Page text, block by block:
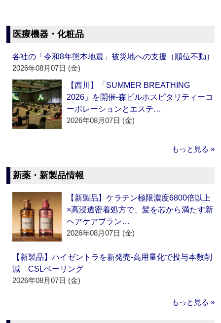
医療機器・化粧品
各社の「令和8年熊本地震」被災地への支援（順位不動）
2026年08月07日 (金)
【西川】「SUMMER BREATHING
2026」を開催‐森ビルホスピタリティーコ
ーポレーションとエステ…
2026年08月07日 (金)
もっと見る »
新薬・新製品情報
【新製品】ケラチン極限濃度6800倍以上
×高浸透密着処方で、髪を芯から満たす新
ヘアケアブラン…
2026年08月07日 (金)
【新製品】ハイゼントラを新発売‐高用量化で投与本数削
減 CSLベーリング
2026年08月07日 (金)
もっと見る »